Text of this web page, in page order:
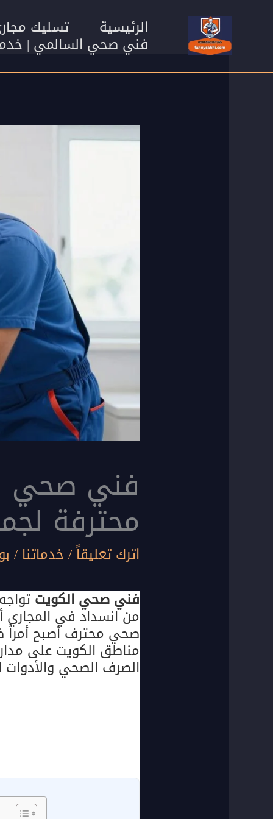
المحتوى
الرئيسية تسليك
فني صحي السالمي | خدمات
محترفة
اترك تعليقاً/خدماتنا /
فني صحي الكويت
من انسداد في
صحي محترف أصبح أمراً
مناطق الكويت على
الصرف الصحي والأدوات